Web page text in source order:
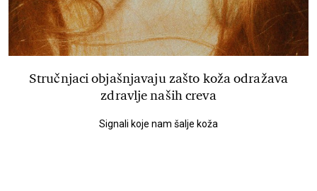
Stručnjaci objašnjavaju zašto koža odražava
zdravlje naših creva
Signali koje nam šalje koža